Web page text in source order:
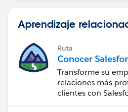
Aprendizaje
Ruta
Conocer
Transforme su
relaciones más
clientes con